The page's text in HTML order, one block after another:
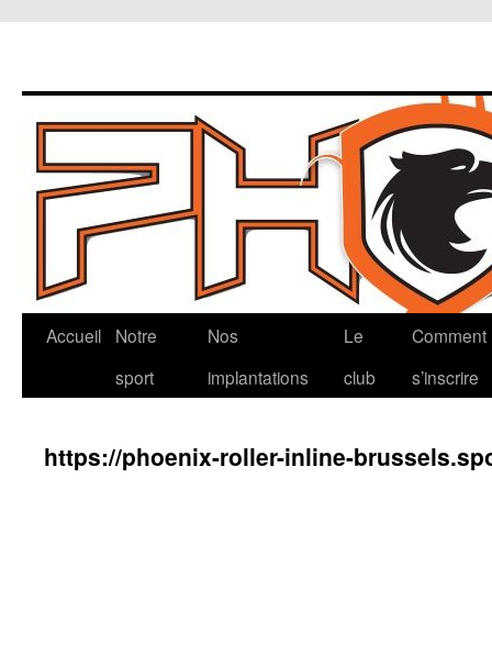
Aller
Accueil
Notre
sport
Nos
implantations
Le
club
Comment
s’inscrire
https://phoenix-roller-inline-